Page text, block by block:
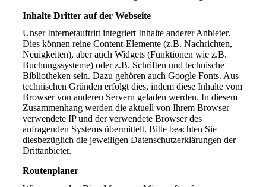
Inhalte Dritter auf der Webseite
Unser Internetauftritt integriert Inhalte anderer Anbieter.
Dies können reine Content-Elemente (z.B. Nachrichten,
Neuigkeiten), aber auch Widgets (Funktionen wie z.B.
Buchungssysteme) oder z.B. Schriften und technische
Bibliotheken sein. Dazu gehören auch Google Fonts. Aus
technischen Gründen erfolgt dies, indem diese Inhalte vom
Browser von anderen Servern geladen werden. In diesem
Zusammenhang werden die aktuell von Ihrem Browser
verwendete IP und der verwendete Browser des
anfragenden Systems übermittelt. Bitte beachten Sie
diesbezüglich die jeweiligen Datenschutzerklärungen der
Drittanbieter.
Routenplaner